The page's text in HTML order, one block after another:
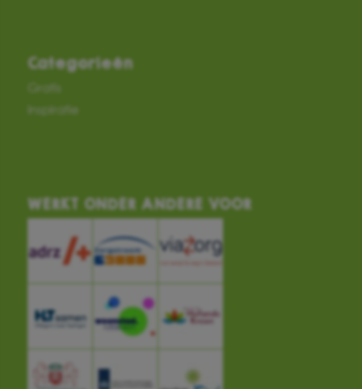
Categorieën
Gratis
Inspiratie
WERKT ONDER ANDERE VOOR